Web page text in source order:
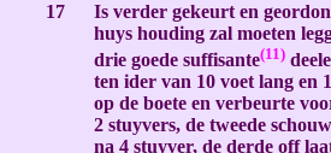
17
Is verder gekeurt en
huys houding zal moeten
drie goede suffisante(11)
ten ider van 10 voet lang en
op de boete en verbeurte
2 stuyvers, de tweede
na 4 stuyver, de derde off